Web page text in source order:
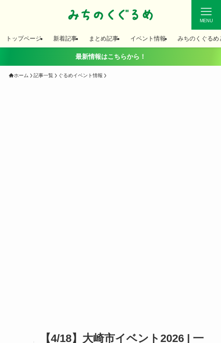
MENU
トップページ 新着記事 まとめ記事 イベント情報 みちのくぐるめ
最新情報はこちらから！
ホーム 記事一覧 ぐるめイベント情報
【4/18】大崎市イベント2026 | 一